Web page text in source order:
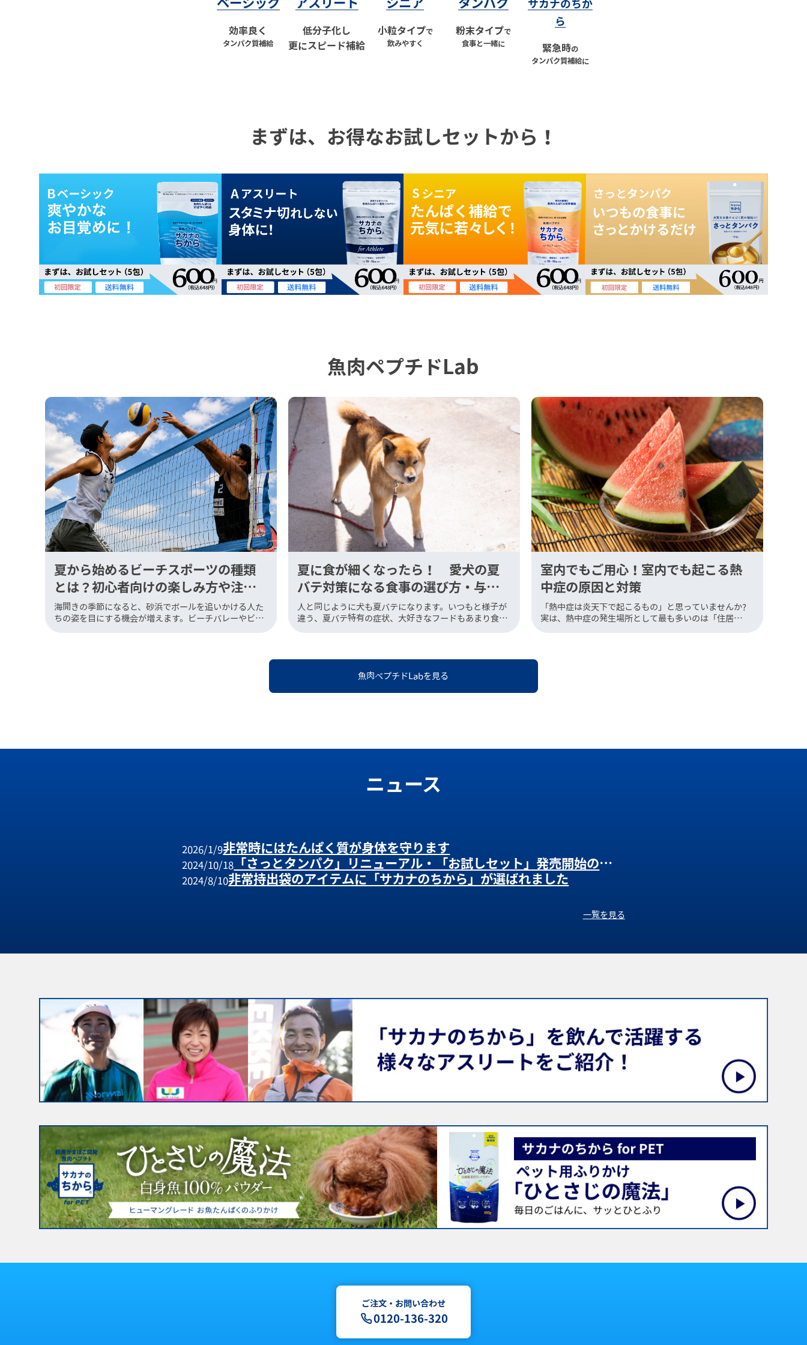
ベーシック
効率良く
タンパク質補給
アスリート
低分子化し
更にスピード補給
シニア
小粒タイプで
飲みやすく
タンパク
粉末タイプで
食事と一緒に
サカナのちか
ら
緊急時の
タンパク質補給に
まずは、お得なお試しセットから！
魚肉ペプチドLab
夏から始めるビーチスポーツの種類
とは？初心者向けの楽しみ方や注意
点を解説
海開きの季節になると、砂浜でボールを追いかける人た
ちの姿を目にする機会が増えます。ビーチバレーやビー
夏に食が細くなったら！ 愛犬の夏
バテ対策になる食事の選び方・与え
方
人と同じように犬も夏バテになります。いつもと様子が
違う、夏バテ特有の症状、大好きなフードもあまり食べ
室内でもご用心！室内でも起こる熱
中症の原因と対策
「熱中症は炎天下で起こるもの」と思っていませんか?
実は、熱中症の発生場所として最も多いのは「住居
魚肉ペプチドLabを見る
ニュース
2026/1/9非常時にはたんぱく質が身体を守ります
2024/10/18
「さっとタンパク」リニューアル・「お試しセット」発売開始のお知
らせ
2024/8/10非常持出袋のアイテムに「サカナのちから」が選ばれました
一覧を見る
ご注文・お問い合わせ
0120-136-320